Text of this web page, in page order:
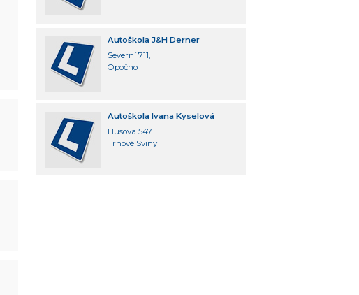
Autoškola J&H Derner
Severní 711,
Opočno
Autoškola Ivana Kyselová
Husova 547
Trhové Sviny